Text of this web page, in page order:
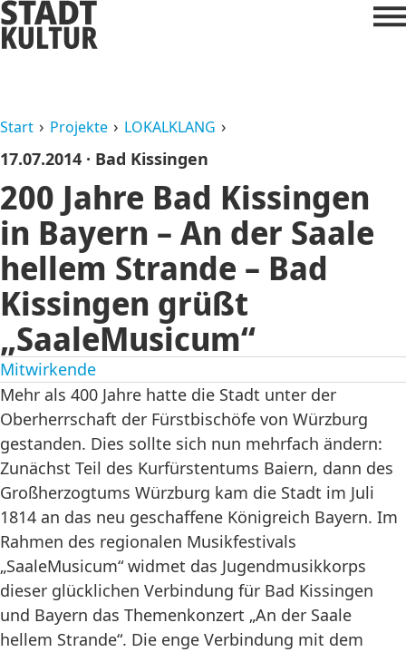
Start Projekte LOKALKLANG
17.07.2014 · Bad Kissingen
200 Jahre Bad Kissingen
in Bayern – An der Saale
hellem Strande – Bad
Kissingen grüßt
„SaaleMusicum“
Mitwirkende
Mehr als 400 Jahre hatte die Stadt unter der
Oberherrschaft der Fürstbischöfe von Würzburg
gestanden. Dies sollte sich nun mehrfach ändern:
Zunächst Teil des Kurfürstentums Baiern, dann des
Großherzogtums Würzburg kam die Stadt im Juli
1814 an das neu geschaffene Königreich Bayern. Im
Rahmen des regionalen Musikfestivals
„SaaleMusicum“ widmet das Jugendmusikkorps
dieser glücklichen Verbindung für Bad Kissingen
und Bayern das Themenkonzert „An der Saale
hellem Strande“. Die enge Verbindung mit dem